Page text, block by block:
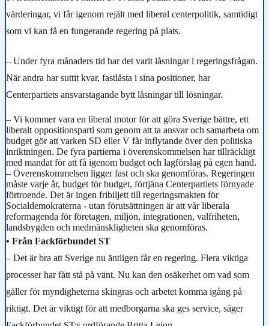
värderingar, vi får igenom rejält med liberal centerpolitik, samtidigt
som vi kan få en fungerande regering på plats.
– Under fyra månaders tid har det varit låsningar i regeringsfrågan.
När andra har suttit kvar, fastlåsta i sina positioner, har
Centerpartiets ansvarstagande bytt låsningar till lösningar.
– Vi kommer vara en liberal motor för att göra Sverige bättre, ett
liberalt oppositionsparti som genom att ta ansvar och samarbeta om
budget gör att varken SD eller V får inflytande över den politiska
inriktningen. De fyra partierna i överenskommelsen har tillräckligt
med mandat för att få igenom budget och lagförslag på egen hand.
– Överenskommelsen ligger fast och ska genomföras. Regeringen
måste varje år, budget för budget, förtjäna Centerpartiets förnyade
förtroende. Det är ingen fribiljett till regeringsmakten för
Socialdemokraterna - utan förutsättningen är att vår liberala
reformagenda för företagen, miljön, integrationen, valfriheten,
landsbygden och medmänskligheten ska genomföras.
• Från Fackförbundet ST
– Det är bra att Sverige nu äntligen får en regering. Flera viktiga
processer har fått stå på vänt. Nu kan den osäkerhet om vad som
gäller för myndigheterna skingras och arbetet komma igång på
riktigt. Det är viktigt för att medborgarna ska ges service, säger